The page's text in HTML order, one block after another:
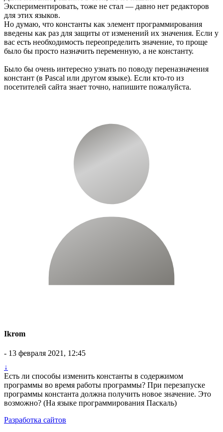
Экспериментировать, тоже не стал — давно нет редакторов
для этих языков.
Но думаю, что константы как элемент программирования
введены как раз для защиты от изменений их значения. Если у
вас есть необходимость переопределить значение, то проще
было бы просто назначить переменную, а не константу.
Было бы очень интересно узнать по поводу переназначения
констант (в Pascal или другом языке). Если кто-то из
посетителей сайта знает точно, напишите пожалуйста.
Ikrom
- 13 февраля 2021, 12:45
↓
Есть ли способы изменить константы в содержимом
программы во время работы программы? При перезапуске
программы константа должна получить новое значение. Это
возможно? (На языке программирования Паскаль)
Разработка сайтов